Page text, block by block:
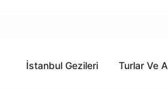
İstanbul Gezileri Turlar Ve